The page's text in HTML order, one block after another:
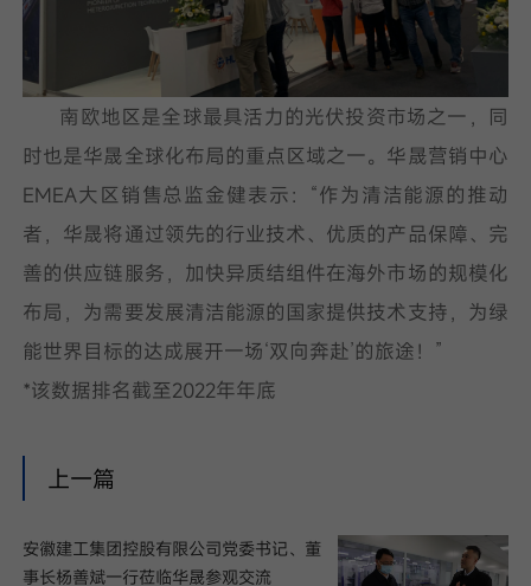
南欧地区是全球最具活力的光伏投资市场之一，同
时也是华晟全球化布局的重点区域之一。华晟营销中心
EMEA大区销售总监金健表示：“作为清洁能源的推动
者，华晟将通过领先的行业技术、优质的产品保障、完
善的供应链服务，加快异质结组件在海外市场的规模化
布局，为需要发展清洁能源的国家提供技术支持，为绿
能世界目标的达成展开一场‘双向奔赴’的旅途！”
*该数据排名截至2022年年底
上一篇
安徽建工集团控股有限公司党委书记、董
事长杨善斌一行莅临华晟参观交流